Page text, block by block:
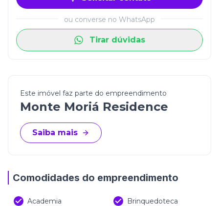
ou converse no WhatsApp
Tirar dúvidas
Este imóvel faz parte do empreendimento
Monte Moriá Residence
Saiba mais
Comodidades do empreendimento
Academia
Brinquedoteca